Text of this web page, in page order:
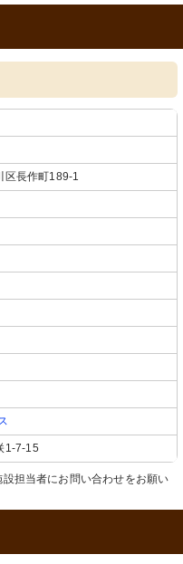
区長作町189-1
1-7-15
担当者にお問い合わせをお願い